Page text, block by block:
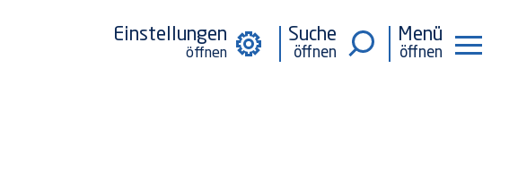
Einstellungen Suche Menü